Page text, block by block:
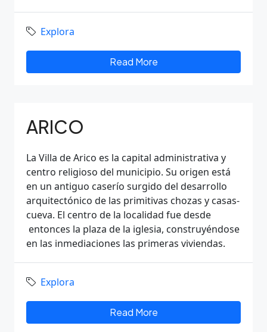
Explora
Read More
ARICO
La Villa de Arico es la capital administrativa y
centro religioso del municipio. Su origen está
en un antiguo caserío surgido del desarrollo
arquitectónico de las primitivas chozas y casas-
cueva. El centro de la localidad fue desde
entonces la plaza de la iglesia, construyéndose
en las inmediaciones las primeras viviendas.
Explora
Read More